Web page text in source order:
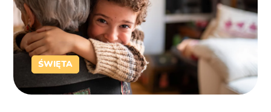
ŚWIĘTA